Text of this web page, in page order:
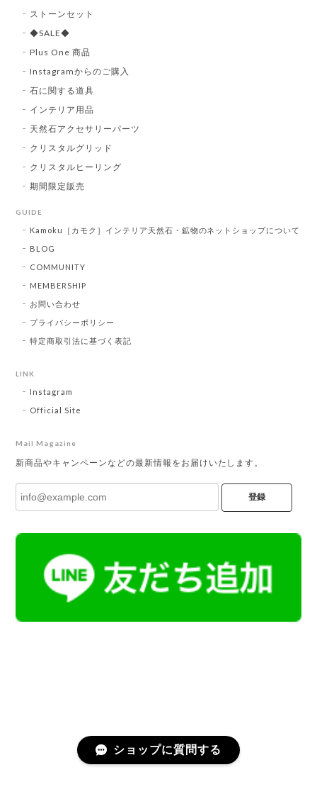
ストーンセット
◆SALE◆
Plus One 商品
Instagramからのご購入
石に関する道具
インテリア用品
天然石アクセサリーパーツ
クリスタルグリッド
クリスタルヒーリング
期間限定販売
GUIDE
Kamoku［カモク］インテリア天然石・鉱物のネットショップについて
BLOG
COMMUNITY
MEMBERSHIP
お問い合わせ
プライバシーポリシー
特定商取引法に基づく表記
LINK
Instagram
Official Site
Mail Magazine
新商品やキャンペーンなどの最新情報をお届けいたします。
登録
ショップに質問する